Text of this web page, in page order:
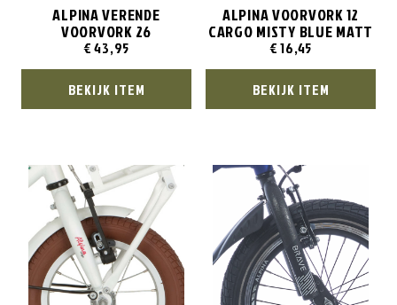
ALPINA VERENDE
VOORVORK 26
€43,95
BEKIJK ITEM
ALPINA VOORVORK 12
CARGO MISTY BLUE MATT
€16,45
BEKIJK ITEM